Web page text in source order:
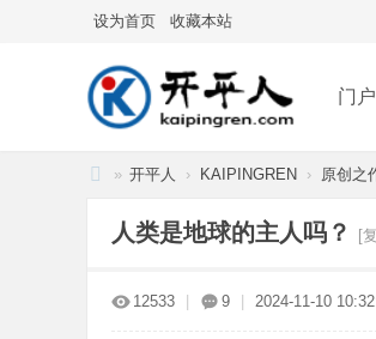
设为首页 收藏本站
门户
分享
» 开平人 › KAIPINGREN › 原创之
人类是地球的主人吗？ [
12533 9 2024-11-10